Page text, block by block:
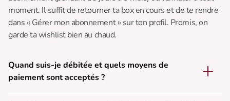
moment. Il suffit de retourner ta box en cours et de te rendre
dans « Gérer mon abonnement » sur ton profil. Promis, on
garde ta wishlist bien au chaud.
Quand suis-je débitée et quels moyens de
paiement sont acceptés ?